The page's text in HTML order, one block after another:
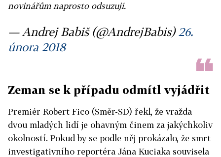
novinářům naprosto odsuzuji.
— Andrej Babiš (@AndrejBabis) 26.
února 2018
Zeman se k případu odmítl vyjádřit
Premiér Robert Fico (Směr-SD) řekl, že vražda
dvou mladých lidí je ohavným činem za jakýchkoliv
okolností. Pokud by se podle něj prokázalo, že smrt
investigativního reportéra Jána Kuciaka souvisela